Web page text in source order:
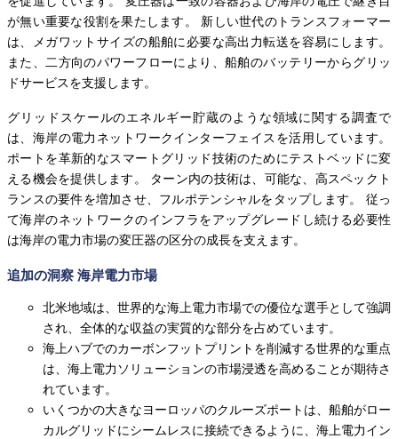
が無い重要な役割を果たします。 新しい世代のトランスフォーマー
は、メガワットサイズの船舶に必要な高出力転送を容易にします。
また、二方向のパワーフローにより、船舶のバッテリーからグリッ
ドサービスを支援します。
グリッドスケールのエネルギー貯蔵のような領域に関する調査で
は、海岸の電力ネットワークインターフェイスを活用しています。
ポートを革新的なスマートグリッド技術のためにテストベッドに変
える機会を提供します。 ターン内の技術は、可能な、高スペックト
ランスの要件を増加させ、フルポテンシャルをタップします。 従っ
て海岸のネットワークのインフラをアップグレードし続ける必要性
は海岸の電力市場の変圧器の区分の成長を支えます。
追加の洞察 海岸電力市場
北米地域は、世界的な海上電力市場での優位な選手として強調
され、全体的な収益の実質的な部分を占めています。
海上ハブでのカーボンフットプリントを削減する世界的な重点
は、海上電力ソリューションの市場浸透を高めることが期待さ
れています。
いくつかの大きなヨーロッパのクルーズポートは、船舶がロー
カルグリッドにシームレスに接続できるように、海上電力イン